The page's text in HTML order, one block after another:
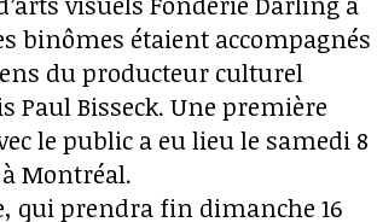
binômes étaient accompagnés
du producteur culturel
Paul Bisseck. Une première
le public a eu lieu le samedi 8
Montréal.
qui prendra fin dimanche 16